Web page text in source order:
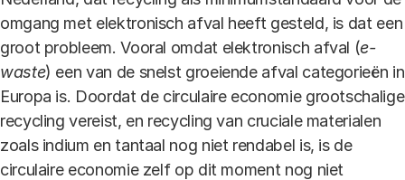
omgang met elektronisch afval heeft gesteld, is dat een
groot probleem. Vooral omdat elektronisch afval (e-
waste) een van de snelst groeiende afval categorieën in
Europa is. Doordat de circulaire economie grootschalige
recycling vereist, en recycling van cruciale materialen
zoals indium en tantaal nog niet rendabel is, is de
circulaire economie zelf op dit moment nog niet